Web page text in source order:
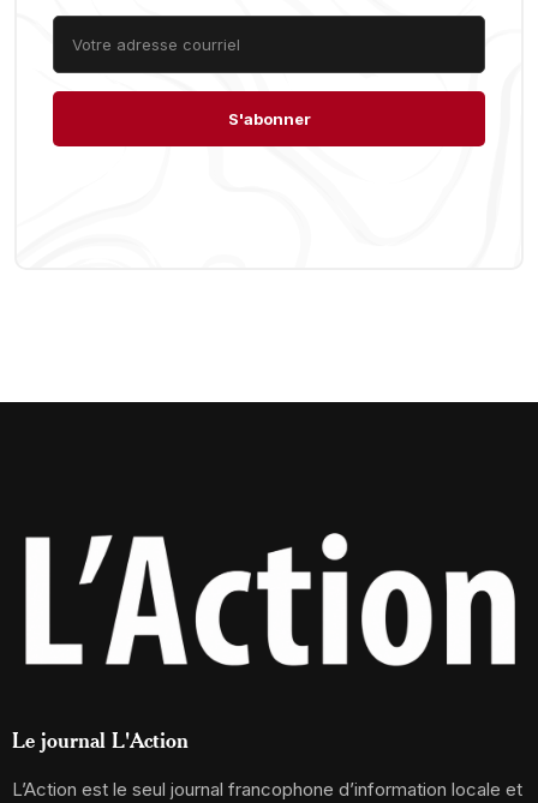
Le journal L'Action
L’Action est le seul journal francophone d’information locale et